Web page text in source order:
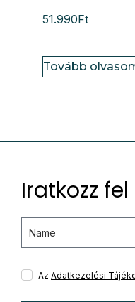
51.990Ft
Tovább
Iratkozz
Az Adatkezelési